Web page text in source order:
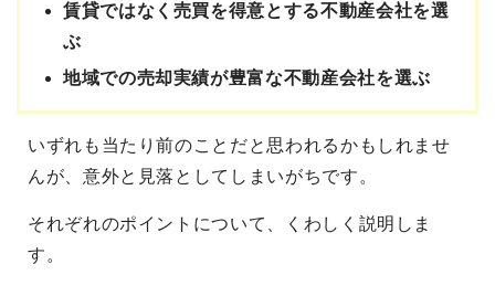
賃貸ではなく売買を得意とする不動産会社を選
ぶ
地域での売却実績が豊富な不動産会社を選ぶ
いずれも当たり前のことだと思われるかもしれませ
んが、意外と見落としてしまいがちです。
それぞれのポイントについて、くわしく説明しま
す。